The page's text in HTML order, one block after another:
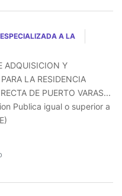
A LA
ADQUISICION Y
LA RESIDENCIA
DE PUERTO VARAS...
Publica igual o superior a